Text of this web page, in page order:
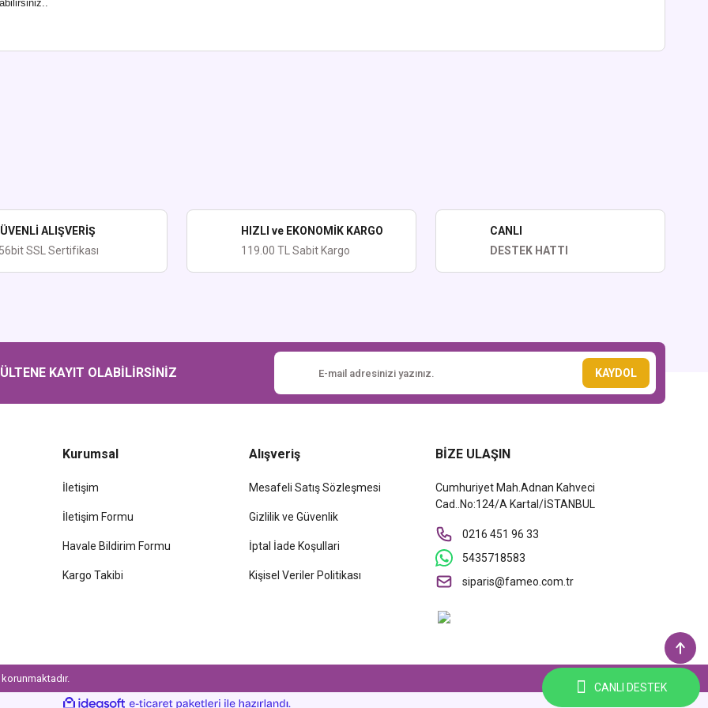
CANLI DESTEK
ALIŞVERİŞ
SSL Sertifikası
HIZLI ve EKONOMİK KARGO
119.00 TL Sabit Kargo
CANLI
DESTEK HATTI
KAYIT OLABİLİRSİNİZ KAYDOL
Kurumsal
İletişim
İletişim Formu
Havale Bildirim Formu
Kargo Takibi
Alışveriş
Mesafeli Satış Sözleşmesi
Gizlilik ve Güvenlik
İptal İade Koşullari
Kişisel Veriler Politikası
BİZE ULAŞIN
Cumhuriyet Mah.Adnan Kahveci
Cad..No:124/A Kartal/İSTANBUL
0216 451 96 33
5435718583
siparis@fameo.com.tr
ideasoft e-